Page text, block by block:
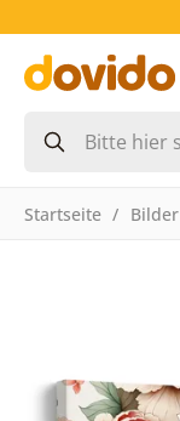
Startseite Bilder